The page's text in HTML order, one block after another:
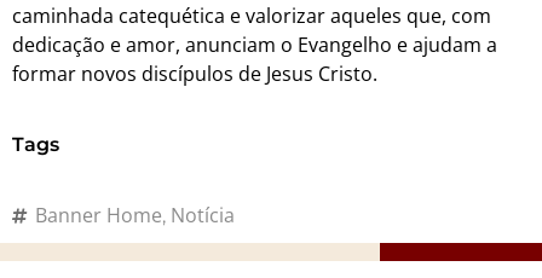
caminhada catequética e valorizar aqueles que, com
dedicação e amor, anunciam o Evangelho e ajudam a
formar novos discípulos de Jesus Cristo.
Tags
Banner Home, Notícia